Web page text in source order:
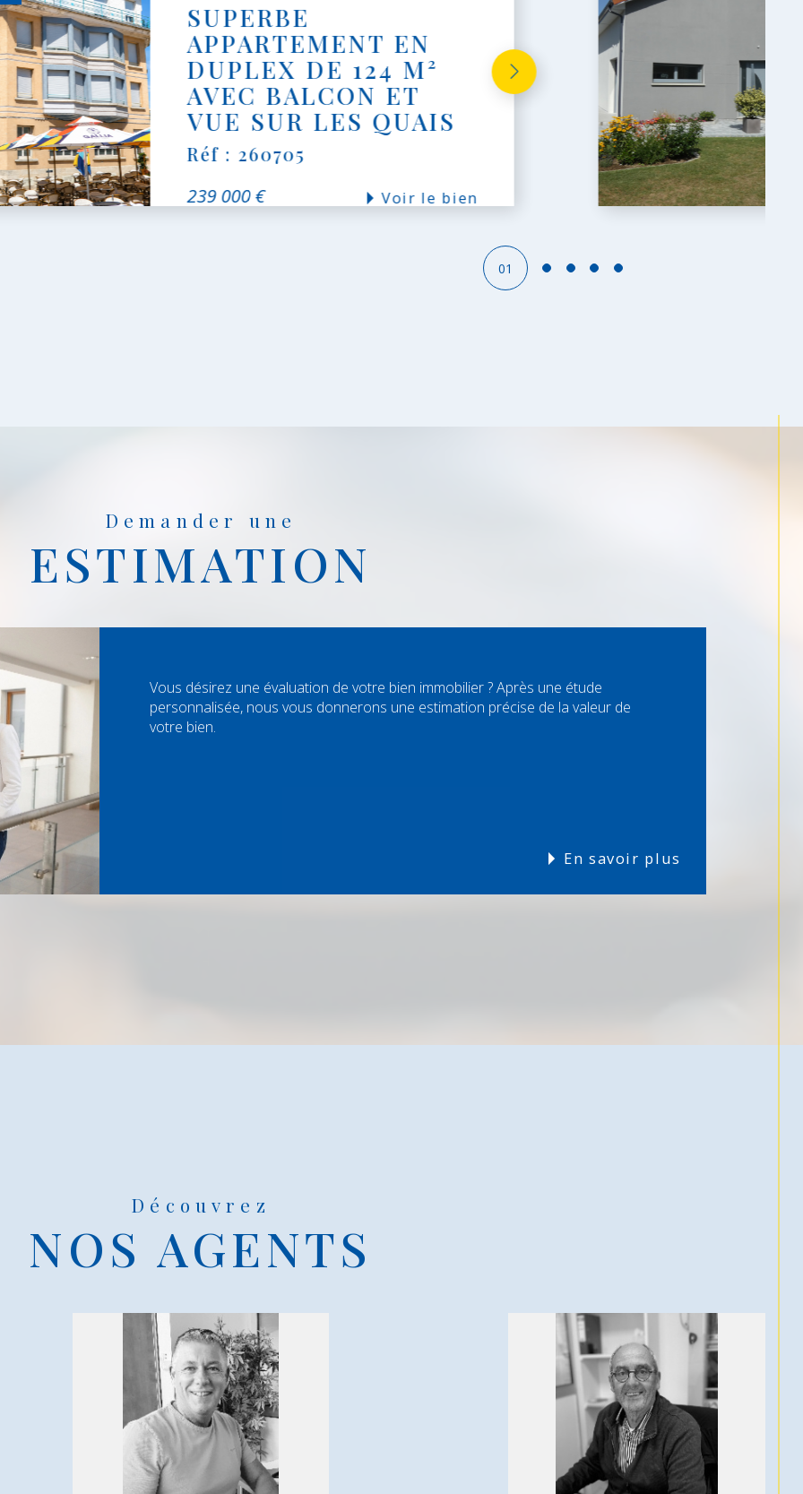
SUPERBE
APPARTEMENT EN
DUPLEX DE 124 M²
AVEC BALCON ET
VUE SUR LES QUAIS
Réf : 260705
Idéalement situé aux 3ᵉ et 4ᵉ étages , ce bel
appartement en duplex de 124 m² séduit par...
239 000 € Voir le bien
01
Demander une
ESTIMATION
Vous désirez une évaluation de votre bien immobilier ? Après une étude
personnalisée, nous vous donnerons une estimation précise de la valeur de
votre bien.
En savoir plus
Découvrez
NOS AGENTS